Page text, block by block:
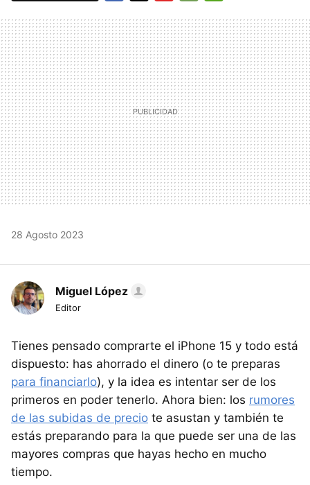
MAIL
28 Agosto 2023
Miguel López
Editor
Tienes pensado comprarte el iPhone 15 y todo está
dispuesto: has ahorrado el dinero (o te preparas
para financiarlo), y la idea es intentar ser de los
primeros en poder tenerlo. Ahora bien: los rumores
de las subidas de precio te asustan y también te
estás preparando para la que puede ser una de las
mayores compras que hayas hecho en mucho
tiempo.